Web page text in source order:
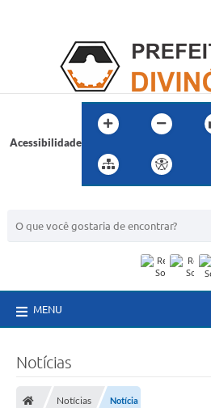
Acessibilidade
MENU
Notícias
Notícias Notícia